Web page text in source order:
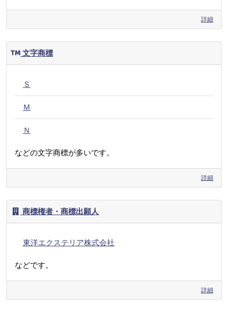
詳細
文字商標
Ｓ
Ｍ
Ｎ
などの文字商標が多いです。
詳細
商標権者・商標出願人
東洋エクステリア株式会社
などです。
詳細